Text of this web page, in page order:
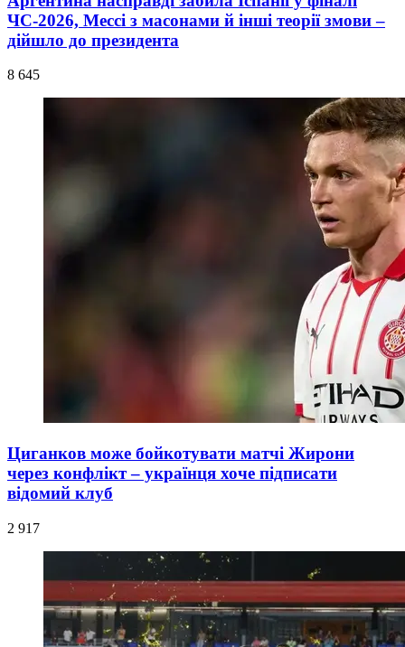
ЧС-2026, Мессі з масонами й інші теорії змови –
дійшло до президента
8 645
Циганков може бойкотувати матчі Жирони
через конфлікт – українця хоче підписати
відомий клуб
2 917